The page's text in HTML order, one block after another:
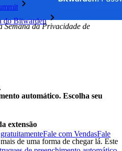
do Bitwarden
Fale com VendasFale
Semana da Privacidade de
automático. Escolha seu
extensão
de uma forma de chegar lá. Este